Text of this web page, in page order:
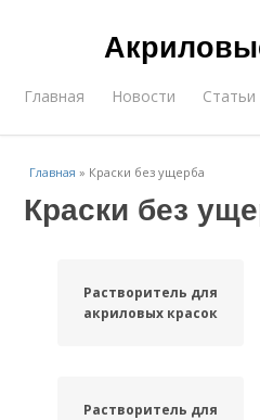
Главная Новости Статьи
Главная » Краски без ущерба
Краски без
Растворитель для
акриловых красок
Растворитель для